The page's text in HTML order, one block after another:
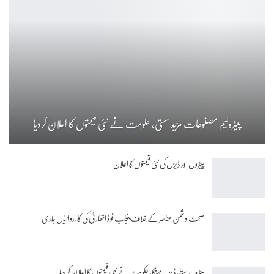
پیٹرولیم مصنوعات مزید سستی، حکومت نے نئی قیمتوں کا اعلان کردیا
پیٹرول اور ڈیزل کی نئی قیمتوں کا اعلان
صحت دشمن عناصر کے خلاف پنجاب فوڈ اتھارٹی کی کارروائیاں جاری
پیٹرول سستا، ڈیزل مہنگا: حکومت نے نئی قیمتوں کا اعلان کر دیا